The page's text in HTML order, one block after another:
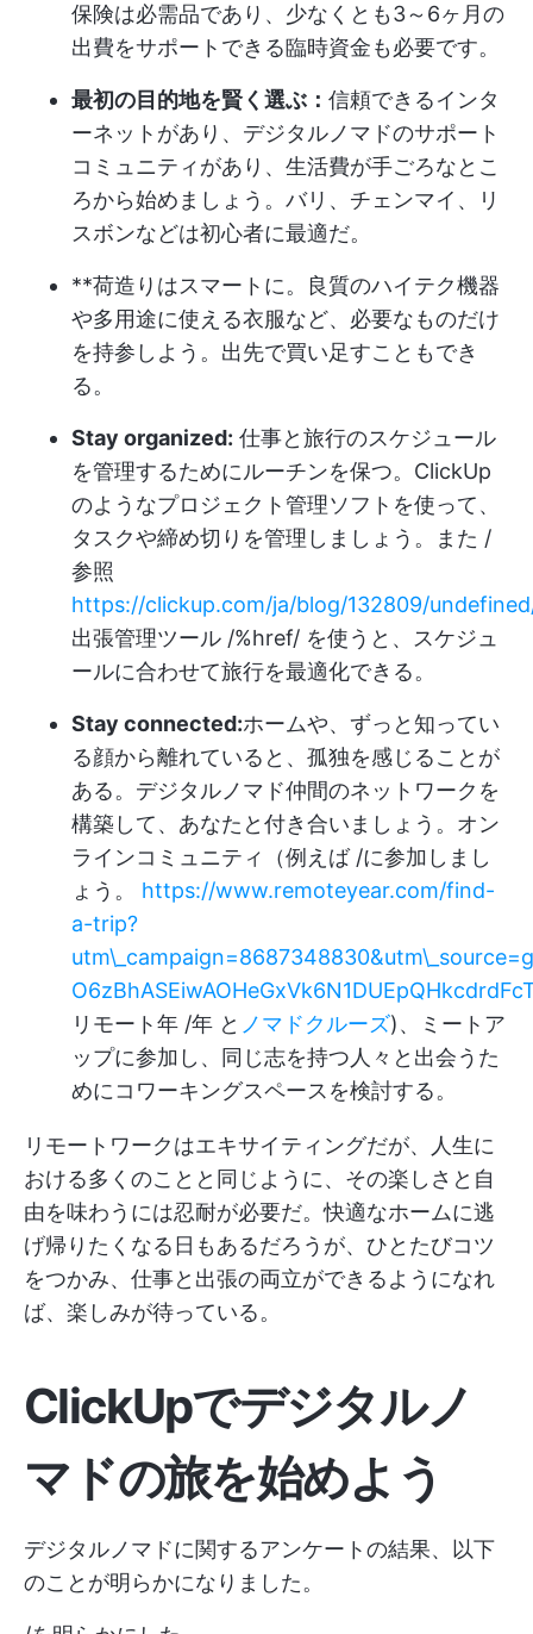
保険は必需品であり、少なくとも3～6ヶ月の
出費をサポートできる臨時資金も必要です。
最初の目的地を賢く選ぶ： 信頼できるインタ
ーネットがあり、デジタルノマドのサポート
コミュニティがあり、生活費が手ごろなとこ
ろから始めましょう。バリ、チェンマイ、リ
スボンなどは初心者に最適だ。
**荷造りはスマートに。良質のハイテク機器
や多用途に使える衣服など、必要なものだけ
を持参しよう。出先で買い足すこともでき
る。
Stay organized: 仕事と旅行のスケジュール
を管理するためにルーチンを保つ。ClickUp
のようなプロジェクト管理ソフトを使って、
タスクや締め切りを管理しましょう。また /
参照
https://clickup.com/ja/blog/132809/
出張管理ツール /%href/ を使うと、スケジュ
ールに合わせて旅行を最適化できる。
Stay connected:ホームや、ずっと知ってい
る顔から離れていると、孤独を感じることが
ある。デジタルノマド仲間のネットワークを
構築して、あなたと付き合いましょう。オン
ラインコミュニティ（例えば /に参加しまし
ょう。 https://www.remoteyear.com/find-
a-trip?
リモート年 /年 と ノマドクルーズ)、ミートア
ップに参加し、同じ志を持つ人々と出会うた
めにコワーキングスペースを検討する。
リモートワークはエキサイティングだが、人生に
おける多くのことと同じように、その楽しさと自
由を味わうには忍耐が必要だ。快適なホームに逃
げ帰りたくなる日もあるだろうが、ひとたびコツ
をつかみ、仕事と出張の両立ができるようになれ
ば、楽しみが待っている。
ClickUpでデジタルノ
マドの旅を始めよう
デジタルノマドに関するアンケートの結果、以下
のことが明らかになりました。